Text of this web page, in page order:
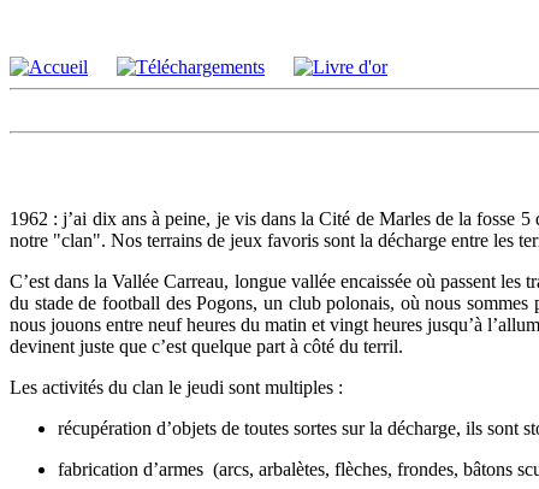
1962 : j’ai dix ans à peine, je vis dans la Cité de Marles de la fosse
notre "clan". Nos terrains de jeux favoris sont la décharge entre les
C’est dans la Vallée Carreau, longue vallée encaissée où passent
du stade de football des Pogons, un club polonais, où nous
nous jouons entre neuf heures du matin et vingt heures jusqu’à
devinent juste que c’est quelque part à côté du terril.
Les activités du clan le jeudi sont multiples :
récupération d’objets de toutes sortes sur la décharge, ils sont
fabrication d’armes (arcs, arbalètes, flèches, frondes, bâtons